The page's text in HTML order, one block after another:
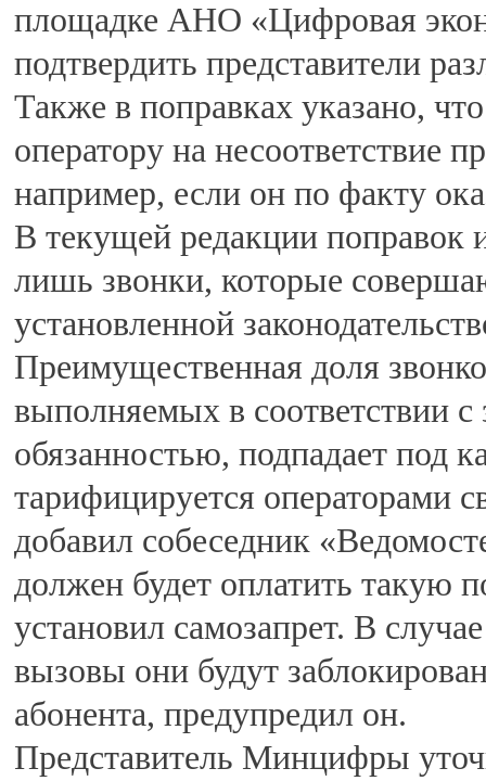
площадке АНО «Цифровая
подтвердить представители
Также в поправках указано,
оператору на несоответствие
например, если он по факту
В текущей редакции поправок
лишь звонки, которые
установленной
Преимущественная доля
выполняемых в соответствии
обязанностью, подпадает под
тарифицируется операторами
добавил собеседник
должен будет оплатить такую
установил самозапрет. В
вызовы они будут
абонента, предупредил он.
Представитель Минцифры